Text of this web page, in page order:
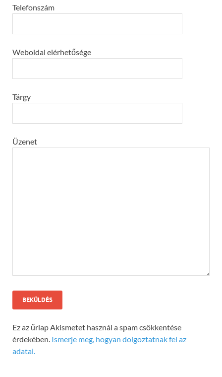
Telefonszám
Weboldal elérhetősége
Tárgy
Üzenet
Ez az űrlap Akismetet használ a spam csökkentése
érdekében. Ismerje meg, hogyan dolgoztatnak fel az
adatai.